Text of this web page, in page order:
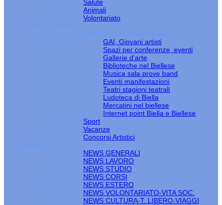
Salute
Animali
Volontariato
TEMPO LIBERO
Cultura arte e tempo libero
GAI, Giovani artisti
Spazi per conferenze, eventi
Gallerie d’arte
Biblioteche nel Biellese
Musica sala prove band
Eventi manifestazioni
Teatri stagioni teatrali
Ludoteca di Biella
Mercatini nel biellese
Internet point Biella e Biellese
Sport
Vacanze
Concorsi Artistici
NEWS
NEWS GENERALI
NEWS LAVORO
NEWS STUDIO
NEWS CORSI
NEWS ESTERO
NEWS VOLONTARIATO-VITA SOC.
NEWS CULTURA-T. LIBERO-VIAGGI